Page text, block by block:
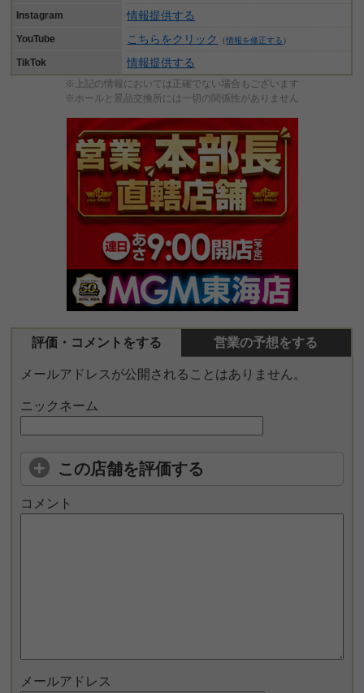
Instagram 情報提供する
YouTube こちらをクリック （情報を修正する ）
TikTok 情報提供する
※上記の情報においては正確でない場合もございます
※ホールと景品交換所には一切の関係性がありません
評価・コメントをする 営業の予想をする
メールアドレスが公開されることはありません。
ニックネーム
この店舗を評価する
コメント
メールアドレス